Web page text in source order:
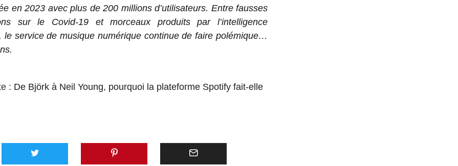
en 2023 avec plus de 200 millions d’utilisateurs. Entre fausses
sur le Covid-19 et morceaux produits par l’intelligence
le service de musique numérique continue de faire polémique…
: De Björk à Neil Young, pourquoi la plateforme Spotify fait-elle